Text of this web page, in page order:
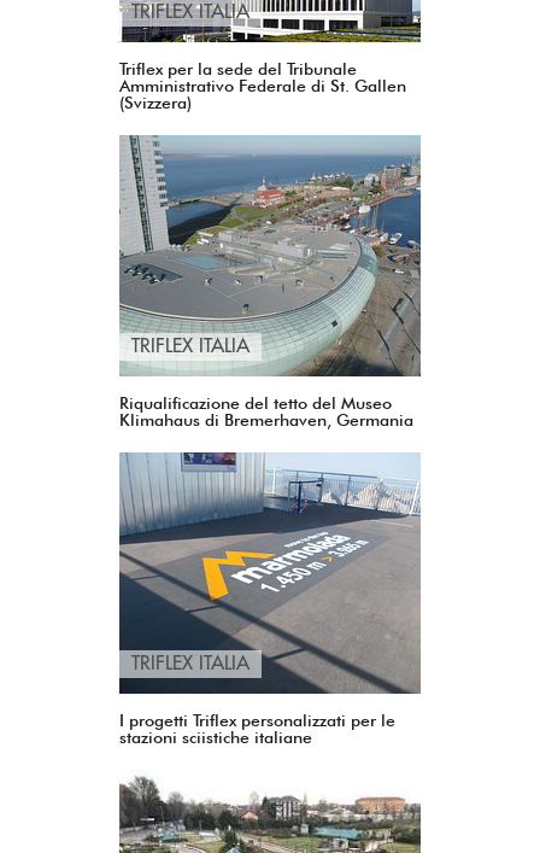
TRIFLEX ITALIA
Triflex per la sede del Tribunale
Amministrativo Federale di St. Gallen
(Svizzera)
TRIFLEX ITALIA
Riqualificazione del tetto del Museo
Klimahaus di Bremerhaven, Germania
TRIFLEX ITALIA
I progetti Triflex personalizzati per le
stazioni sciistiche italiane